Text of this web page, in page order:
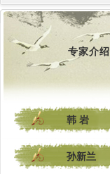
专家介绍
韩 岩
孙新兰